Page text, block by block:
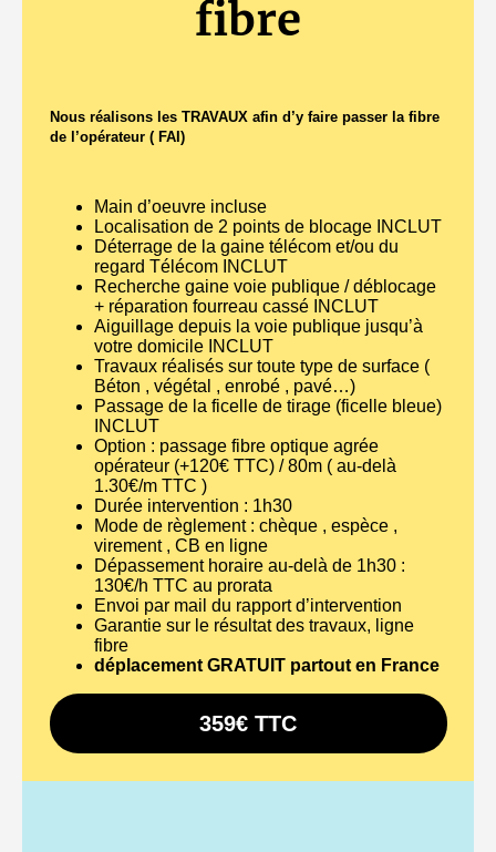
fibre
Nous réalisons les TRAVAUX afin d’y faire passer la fibre
de l’opérateur ( FAI)
Main d’oeuvre incluse
Localisation de 2 points de blocage INCLUT
Déterrage de la gaine télécom et/ou du
regard Télécom INCLUT
Recherche gaine voie publique / déblocage
+ réparation fourreau cassé INCLUT
Aiguillage depuis la voie publique jusqu’à
votre domicile INCLUT
Travaux réalisés sur toute type de surface (
Béton , végétal , enrobé , pavé…)
Passage de la ficelle de tirage (ficelle bleue)
INCLUT
Option : passage fibre optique agrée
opérateur (+120€ TTC) / 80m ( au-delà
1.30€/m TTC )
Durée intervention : 1h30
Mode de règlement : chèque , espèce ,
virement , CB en ligne
Dépassement horaire au-delà de 1h30 :
130€/h TTC au prorata
Envoi par mail du rapport d’intervention
Garantie sur le résultat des travaux, ligne
fibre
déplacement GRATUIT partout en France
359€ TTC